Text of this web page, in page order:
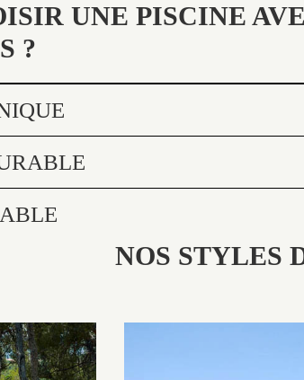
UNE PISCINE
?
NOS STYLES